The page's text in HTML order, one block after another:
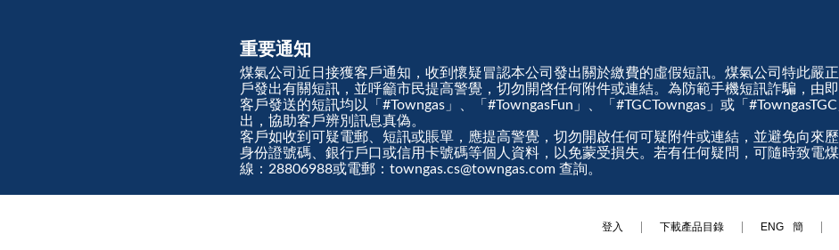
重要通知
煤氣公司近日接獲客戶通知，收到懷疑冒認本公司發出關於繳費的虛假短訊。煤氣公司特此嚴
戶發出有關短訊，並呼籲市民提高警覺，切勿開啓任何附件或連結。為防範手機短訊詐騙，由
客戶發送的短訊均以「#Towngas」、「#TowngasFun」、「#TGCTowngas」或「
出，協助客戶辨別訊息真偽。
客戶如收到可疑電郵、短訊或賬單，應提高警覺，切勿開啟任何可疑附件或連結，並避免向來
身份證號碼、銀行戶口或信用卡號碼等個人資料，以免蒙受損失。若有任何疑問，可隨時致電
線：28806988或電郵：towngas.cs@towngas.com 查詢。
登入 下載產品目錄 ENG 簡